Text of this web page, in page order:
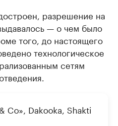
разрешение на
— о чем было
того, до настоящего
технологическое
сетям
Co», Dakooka, Shakti